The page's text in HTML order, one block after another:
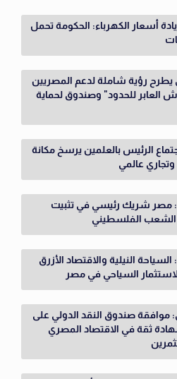
أسعار الكهرباء: الحكومة تحمل
يطرح رؤية شاملة لدعم المصريين
العابر للحدود" وصندوق لحماية
الرئيس بالعلمين يرسخ مكانة
عالمي
مصر شريك رئيسي في تثبيت
الشعب الفلسطيني
رئيس إمكان IMKAN: السياحة النيلية والاقتصاد الأزرق
السياحي في مصر
موافقة صندوق النقد الدولي على
ثقة في الاقتصاد المصري